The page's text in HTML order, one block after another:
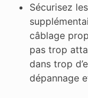
Sécurisez
câblage
pas trop
dans trop
dépannage